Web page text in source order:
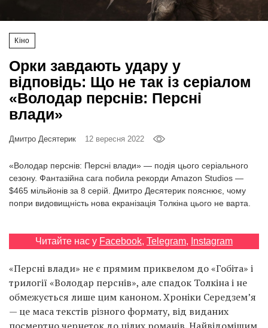
Кіно
Орки завдають удару у
відповідь: Що не так із серіалом
«Володар перснів: Персні
влади»
Дмитро Десятерик 12 вересня 2022
«Володар перснів: Персні влади» — подія цього серіального
сезону. Фантазійна сага побила рекорди Amazon Studios —
$465 мільйонів за 8 серій. Дмитро Десятерик пояснює, чому
попри видовищність нова екранізація Толкіна цього не варта.
Читайте нас у Facebook, Telegram, Instagram
«Персні влади» не є прямим приквелом до «Гобіта» і
трилогії «Володар перснів», але спадок Толкіна і не
обмежується лише цим каноном. Хроніки Середзем’я
— це маса текстів різного формату, від виданих